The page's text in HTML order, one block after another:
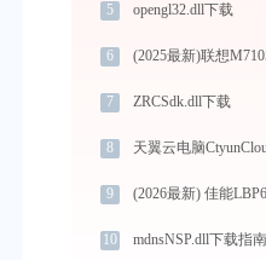
5 opengl32.dll下载
6
7 ZRCSdk.dll下载
8
9
10